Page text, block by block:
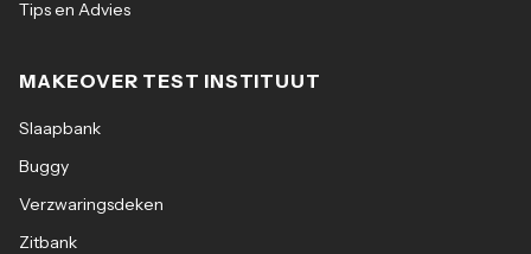
Tips en Advies
MAKEOVER TEST INSTITUUT
Slaapbank
Buggy
Verzwaringsdeken
Zitbank